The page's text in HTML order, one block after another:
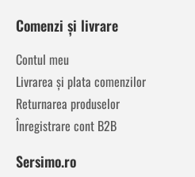
Comenzi și livrare
Contul meu
Livrarea și plata comenzilor
Returnarea produselor
Înregistrare cont B2B
Sersimo.ro